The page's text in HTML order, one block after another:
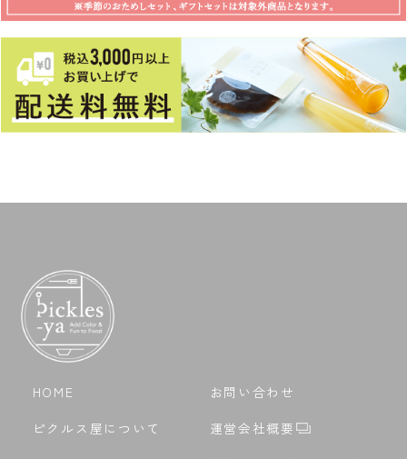
HOME
ピクルス屋について
お問い合わせ
運営会社概要